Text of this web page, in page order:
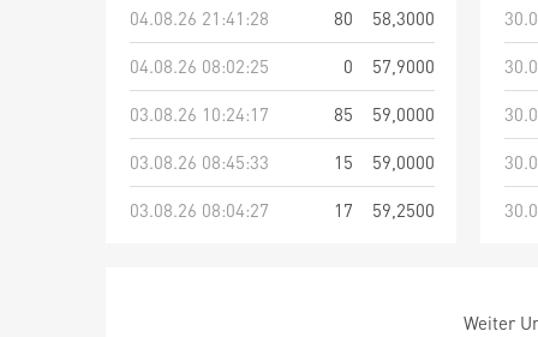
04.08.26 21:41:28
80
58,3000
04.08.26 08:02:25
0
57,9000
03.08.26 10:24:17
85
59,0000
03.08.26 08:45:33
15
59,0000
03.08.26 08:04:27
17 59,2500
Weiter